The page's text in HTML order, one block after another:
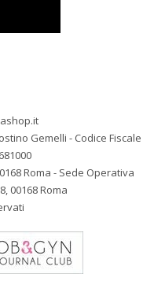
Gemelli - Codice Fiscale
Roma - Sede Operativa
00168 Roma